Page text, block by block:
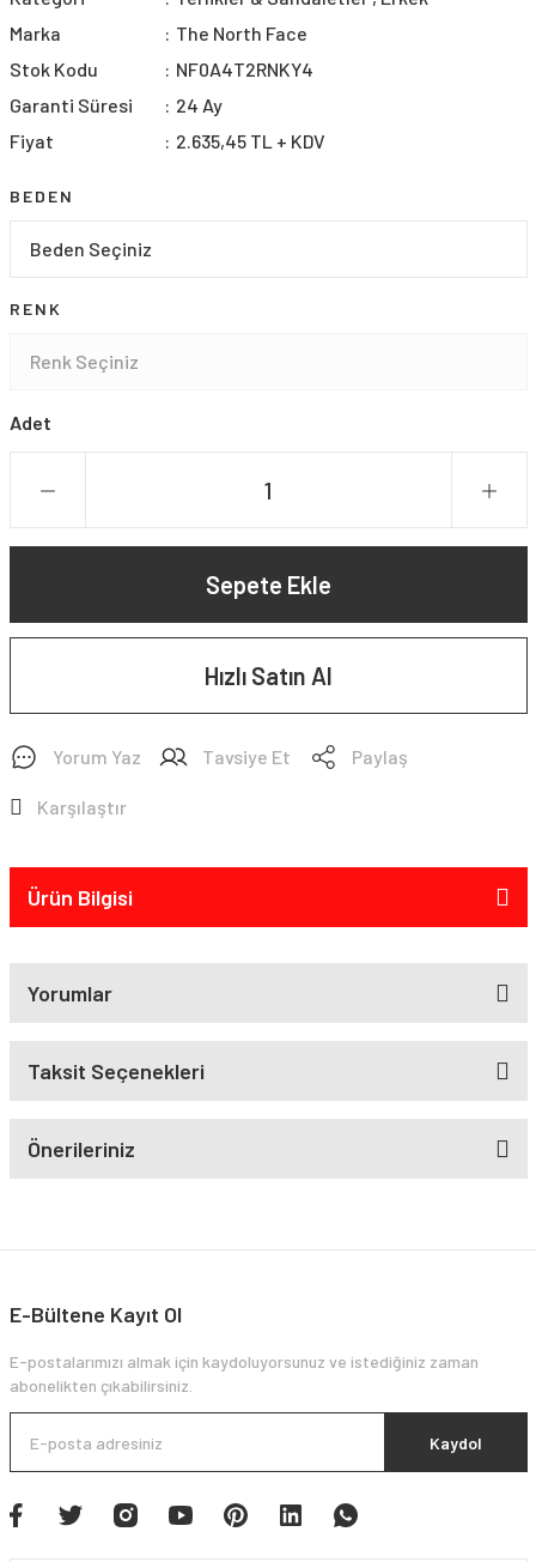
Marka
The North Face
Stok Kodu
NF0A4T2RNKY4
Garanti Süresi
24 Ay
Fiyat
2.635,45 TL + KDV
BEDEN
RENK
Adet
Sepete Ekle
Hızlı Satın Al
Yorum Yaz Tavsiye Et Paylaş
Karşılaştır
Ürün Bilgisi
Yorumlar
Taksit Seçenekleri
Önerileriniz
E-Bültene Kayıt Ol
E-postalarımızı almak için kaydoluyorsunuz ve istediğiniz zaman
abonelikten çıkabilirsiniz.
Kaydol